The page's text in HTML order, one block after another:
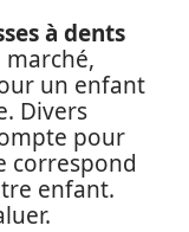
à dents
un enfant
Divers
pour
correspond
enfant.